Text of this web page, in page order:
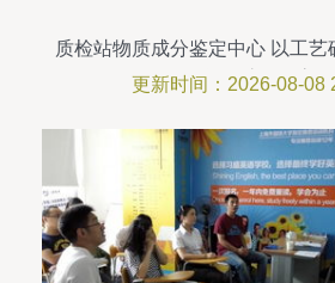
质检站物质成分鉴定中心 以工
动秘鲁铜矿项目高
更新时间：2026-08-08